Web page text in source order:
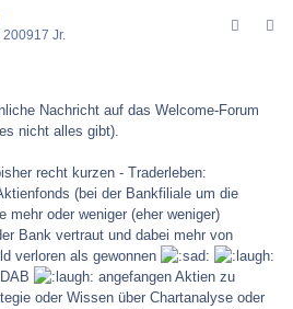
200917 Jr.
Nachricht auf das Welcome-Forum
nicht alles gibt).
recht kurzen - Traderleben:
(bei der Bankfiliale um die
mehr oder weniger (eher weniger)
Bank vertraut und dabei mehr von
verloren als gewonnen
angefangen Aktien zu
oder Wissen über Chartanalyse oder